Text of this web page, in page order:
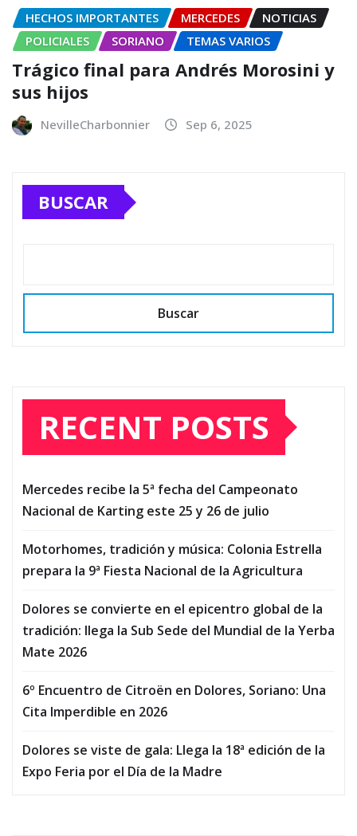
HECHOS IMPORTANTES MERCEDES
NOTICIAS
POLICIALES
SORIANO TEMAS VARIOS
Trágico final para Andrés Morosini y
sus hijos
NevilleCharbonnier Sep 6, 2025
BUSCAR
Buscar
RECENT POSTS
Mercedes recibe la 5ª fecha del Campeonato
Nacional de Karting este 25 y 26 de julio
Motorhomes, tradición y música: Colonia Estrella
prepara la 9ª Fiesta Nacional de la Agricultura
Dolores se convierte en el epicentro global de la
tradición: llega la Sub Sede del Mundial de la Yerba
Mate 2026
6º Encuentro de Citroën en Dolores, Soriano: Una
Cita Imperdible en 2026
Dolores se viste de gala: Llega la 18ª edición de la
Expo Feria por el Día de la Madre